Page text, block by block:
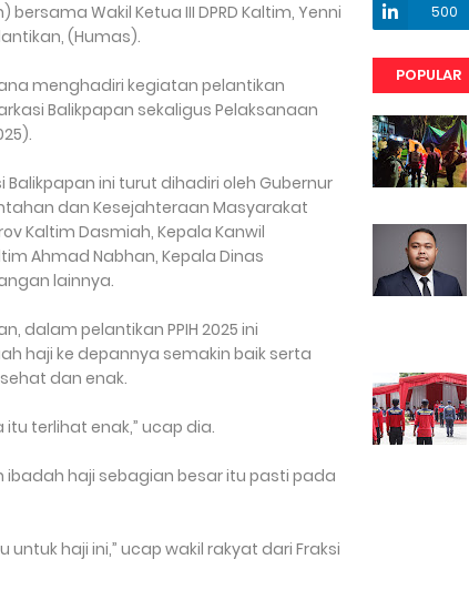
Wakil Ketua III DPRD Kaltim, Yenni
(Humas).
menghadiri kegiatan pelantikan
Balikpapan sekaligus Pelaksanaan
ini turut dihadiri oleh Gubernur
dan Kesejahteraan Masyarakat
Kaltim Dasmiah, Kepala Kanwil
Ahmad Nabhan, Kepala Dinas
lainnya.
dalam pelantikan PPIH 2025 ini
haji ke depannya semakin baik serta
dan enak.
terlihat enak,” ucap dia.
haji sebagian besar itu pasti pada
haji ini,” ucap wakil rakyat dari Fraksi
500
POPULAR